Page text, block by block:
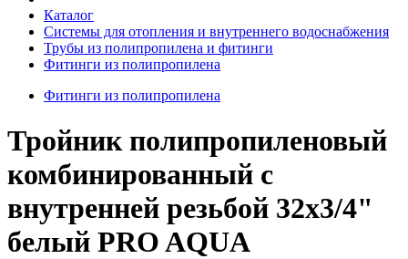
Каталог
Системы для отопления и внутреннего водоснабжения
Трубы из полипропилена и фитинги
Фитинги из полипропилена
Фитинги из полипропилена
Тройник полипропиленовый
комбинированный с
внутренней резьбой 32х3/4"
белый PRO AQUA